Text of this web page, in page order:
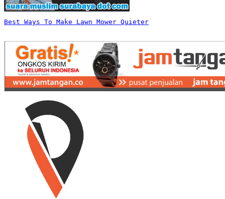
Best Ways To Make Lawn Mower Quieter